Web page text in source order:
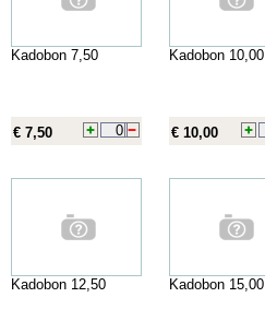
Kadobon 7,50
€ 7,50
Kadobon 10,00
€ 10,00
Kadobon 12,50 Kadobon 15,00